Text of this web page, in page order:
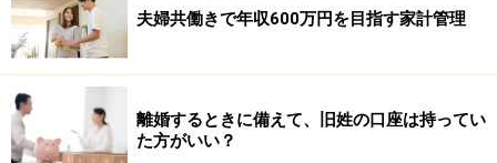
夫婦共働きで年収600万円を目指す家計管理
離婚するときに備えて、旧姓の口座は持ってい
た方がいい？